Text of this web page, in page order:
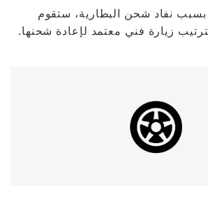
بسبب نفاد شحن البطارية، ستقوم
زيارة فني معتمد لإعادة شحنها.